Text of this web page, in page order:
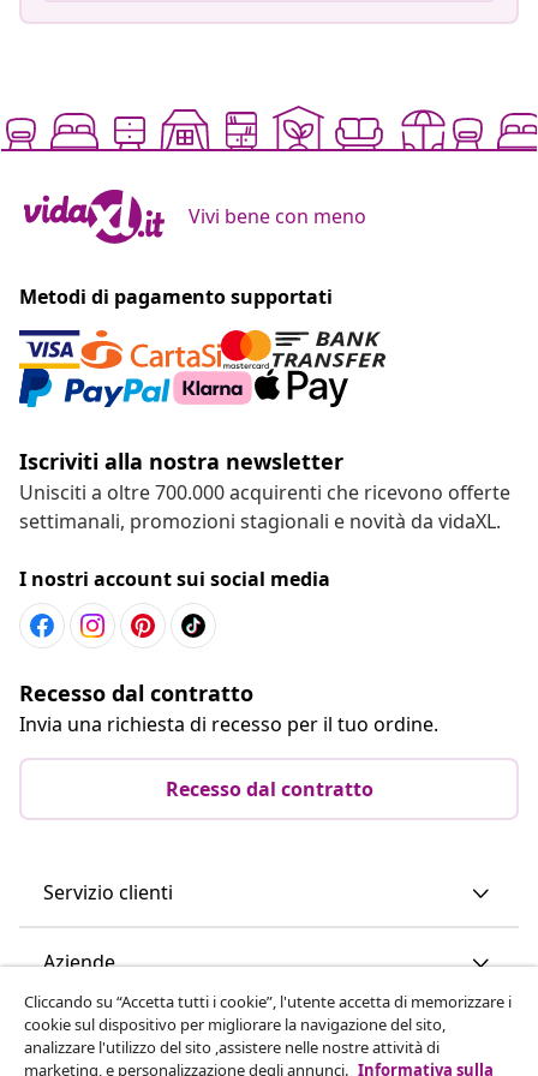
Vivi bene con meno
Metodi di pagamento supportati
Iscriviti alla nostra newsletter
Unisciti a oltre 700.000 acquirenti che ricevono offerte
settimanali, promozioni stagionali e novità da vidaXL.
I nostri account sui social media
Recesso dal contratto
Invia una richiesta di recesso per il tuo ordine.
Recesso dal contratto
Servizio clienti
Aziende
vidaXL
Cliccando su “Accetta tutti i cookie”, l'utente accetta di memorizzare i
cookie sul dispositivo per migliorare la navigazione del sito,
analizzare l'utilizzo del sito ,assistere nelle nostre attività di
marketing, e personalizzazione degli annunci. Informativa sulla